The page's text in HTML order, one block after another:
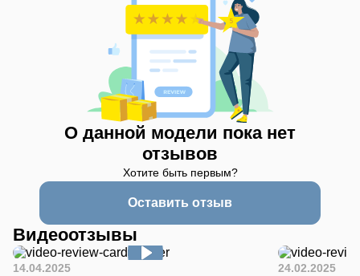
О данной модели пока нет
отзывов
Хотите быть первым?
Оставить отзыв
Видеоотзывы
14.04.2025
24.02.2025